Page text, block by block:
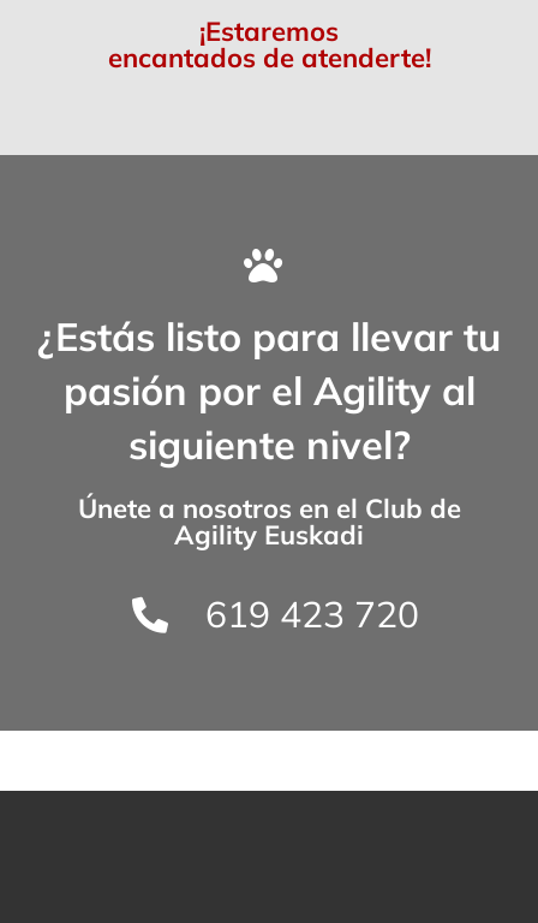
¡Estaremos
encantados de atenderte!
¿Estás listo para llevar tu
pasión por el Agility al
siguiente nivel?
Únete a nosotros en el Club de
Agility Euskadi
619 423 720